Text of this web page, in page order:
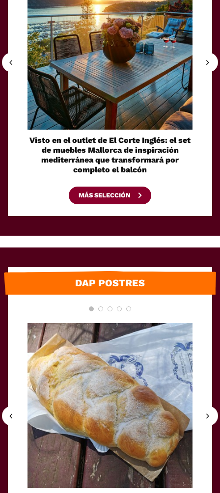
Visto en el outlet de El Corte Inglés: el set
de muebles Mallorca de inspiración
mediterránea que transformará por
completo el balcón
MÁS SELECCIÓN
DAP POSTRES